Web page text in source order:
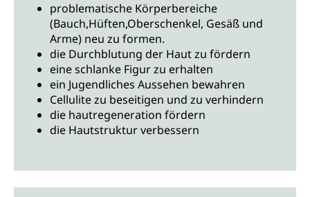
problematische Körperbereiche
(Bauch,Hüften,Oberschenkel, Gesäß und
Arme) neu zu formen.
die Durchblutung der Haut zu fördern
eine schlanke Figur zu erhalten
ein Jugendliches Aussehen bewahren
Cellulite zu beseitigen und zu verhindern
die hautregeneration fördern
die Hautstruktur verbessern